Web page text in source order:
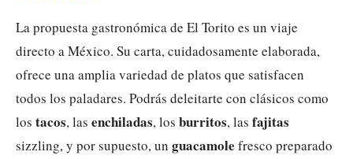
La propuesta gastronómica de El Torito es un viaje
directo a México. Su carta, cuidadosamente elaborada,
ofrece una amplia variedad de platos que satisfacen
todos los paladares. Podrás deleitarte con clásicos como
los tacos, las enchiladas, los burritos, las fajitas
sizzling, y por supuesto, un guacamole fresco preparado